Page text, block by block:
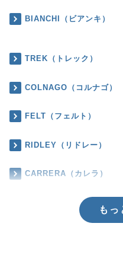
BIANCHI（ビアンキ）
TREK（トレック）
COLNAGO（コルナゴ）
FELT（フェルト）
RIDLEY（リドレー）
CARRERA（カレラ）
もっ